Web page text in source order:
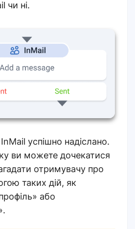
чи ні.
успішно надіслано.
ви можете дочекатися
отримувачу про
таких дій, як
або